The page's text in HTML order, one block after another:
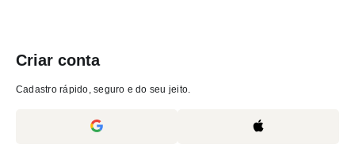
Criar conta
Cadastro rápido, seguro e do seu jeito.